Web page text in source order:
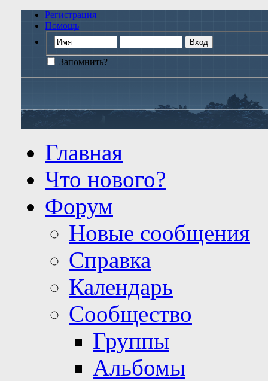
Регистрация
Помощь
Запомнить?
Главная
Что нового?
Форум
Новые сообщения
Справка
Календарь
Сообщество
Группы
Альбомы